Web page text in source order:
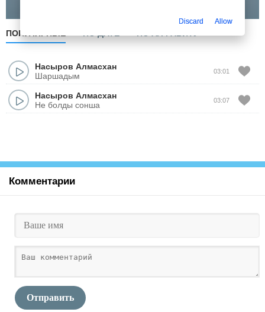
ПОПУЛЯРНЫЕ
Насыров Алмасхан
Шаршадым
03:01
Насыров Алмасхан
Не болды сонша
03:07
Комментарии
Отправить
Discard Allow